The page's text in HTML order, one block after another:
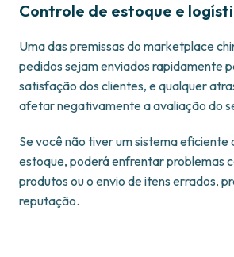
Controle de estoque e
Uma das premissas do marketplace
pedidos sejam enviados rapidamente
satisfação dos clientes, e qualquer
afetar negativamente a avaliação do
Se você não tiver um sistema eficiente
estoque, poderá enfrentar problemas
produtos ou o envio de itens errados,
reputação.